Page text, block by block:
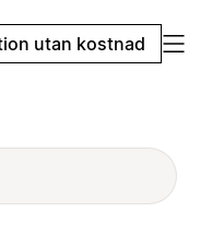
utan kostnad